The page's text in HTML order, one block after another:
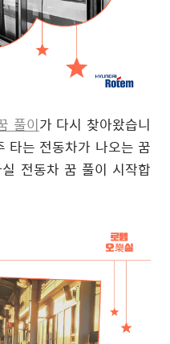
풀이가 다시 찾아왔습니
타는 전동차가 나오는 꿈
전동차 꿈 풀이 시작합